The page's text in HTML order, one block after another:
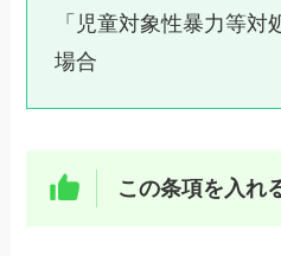
「児童対象性暴力等対
場合
この条項を入れ